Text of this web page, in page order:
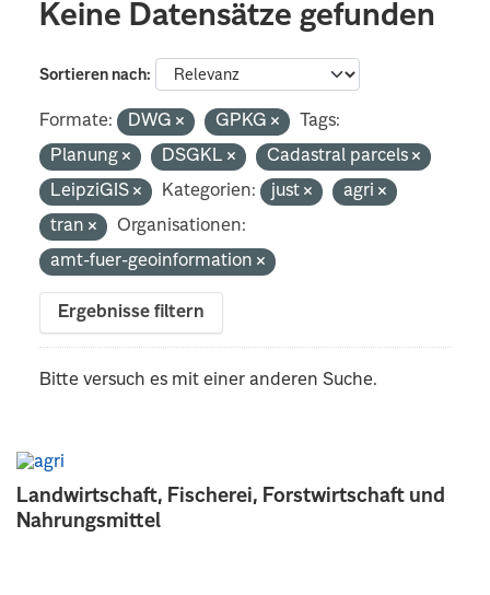
Landwirtschaft, Fischerei, Forstwirtschaft und
Nahrungsmittel
Keine Datensätze gefunden
Sortieren nach
Formate: DWG GPKG
Tags:
Planung
DSGKL
Cadastral parcels
LeipziGIS
Kategorien: just
agri
tran
Organisationen:
amt-fuer-geoinformation
Ergebnisse filtern
Bitte versuch es mit einer anderen Suche.